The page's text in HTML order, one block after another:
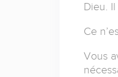
Dieu.
Ce
Vous